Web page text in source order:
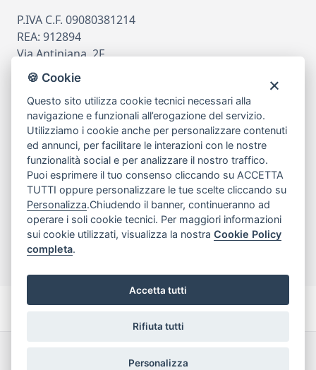
P.IVA C.F. 09080381214
REA: 912894
Via Antiniana, 2F
80078 Pozzuoli
tel081.7515380
emailinfo@edicomm.it
Assistenza Clienti
Chi siamo
My Account
Dichiarazione di accessibilità Termini e Condizioni
🍪 Cookie
Questo sito utilizza cookie tecnici necessari alla
navigazione e funzionali all’erogazione del servizio.
Utilizziamo i cookie anche per personalizzare contenuti
ed annunci, per facilitare le interazioni con le nostre
funzionalità social e per analizzare il nostro traffico.
Puoi esprimere il tuo consenso cliccando su ACCETTA
TUTTI oppure personalizzare le tue scelte cliccando su
Personalizza.Chiudendo il banner, continueranno ad
operare i soli cookie tecnici. Per maggiori informazioni
sui cookie utilizzati, visualizza la nostraCookie Policy
completa.
Accetta tutti
Rifiuta tutti
Personalizza